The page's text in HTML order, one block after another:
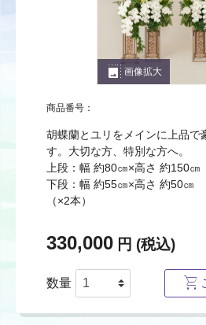
photo_size_select_large 画像拡大
商品番号：
胡蝶蘭とユリをメインに上品で
す。大切な方、特別な方へ。
上段：幅 約80㎝×高さ 約150㎝
下段：幅 約55㎝×高さ 約50㎝
（×2本）
330,000 円 (税込)
数量